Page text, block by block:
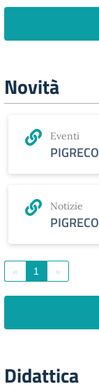
Novità
Eventi
Notizie
« 1 »
Didattica